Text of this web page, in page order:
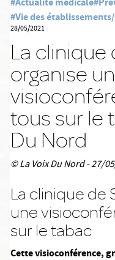
#Vie des
28/05/2021
La
organise
tous sur le
Du Nord
© La Voix Du Nord - 27/
La clinique de
une
sur le tabac
Cette visioconférence,